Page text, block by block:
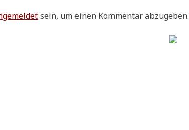
sein, um einen Kommentar abzugeben.